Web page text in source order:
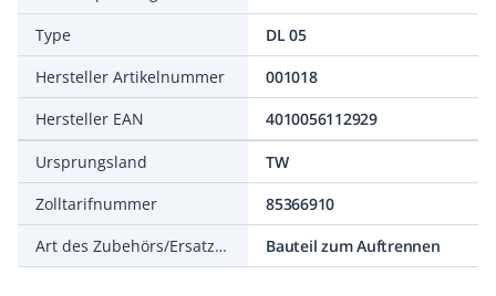
Type
DL 05
Hersteller Artikelnummer
001018
Hersteller EAN
4010056112929
Ursprungsland
TW
Zolltarifnummer
85366910
Art des Zubehörs/Ersatzteils
Bauteil zum Auftrennen